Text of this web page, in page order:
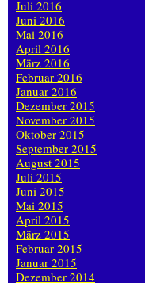
Juli 2016
Juni 2016
Mai 2016
April 2016
März 2016
Februar 2016
Januar 2016
Dezember 2015
November 2015
Oktober 2015
September 2015
August 2015
Juli 2015
Juni 2015
Mai 2015
April 2015
März 2015
Februar 2015
Januar 2015
Dezember 2014